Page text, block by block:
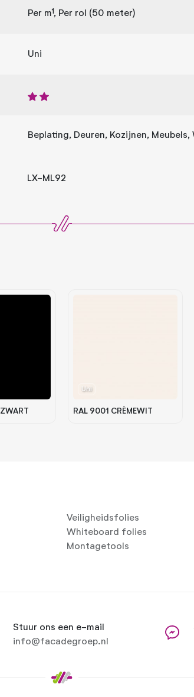
Per m¹, Per rol (50 meter)
Uni
Beplating, Deuren, Kozijnen, Meubels,
LX-ML92
Uni
RAL 9001 CRÈMEWIT
Veiligheidsfolies
Whiteboard folies
Montagetools
Stuur ons een e-mail
info@facadegroep.nl